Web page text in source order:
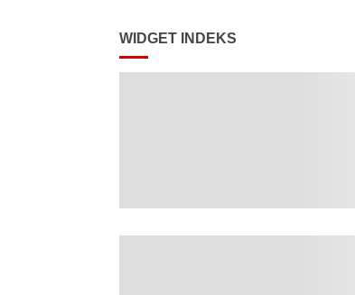
WIDGET INDEKS